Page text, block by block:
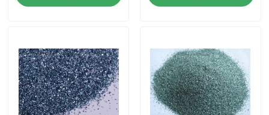
Tentang Kami
Tur Pabrik